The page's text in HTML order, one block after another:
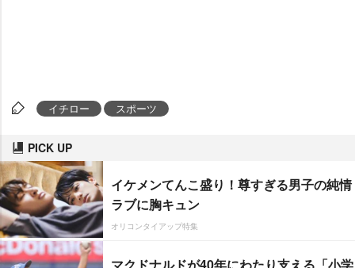
イチロー スポーツ
PICK UP
イケメンてんこ盛り！尊すぎる男子の純情
ラブに胸キュン
オリコンタイアップ特集
マクドナルドが40年にわたり支える「小学